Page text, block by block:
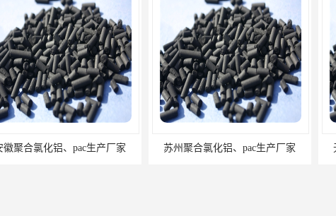
苏州聚合氯化铝、pac生产厂家 无锡聚合氯化铝、pac生产厂家